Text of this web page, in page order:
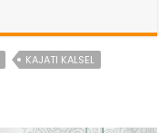
KAJATI KALSEL